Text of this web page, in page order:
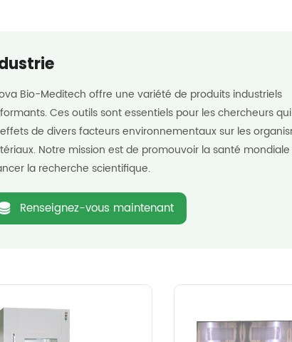
Bio-Meditech offre une variété de produits industriels
Ces outils sont essentiels pour les chercheurs
de divers facteurs environnementaux sur les
Notre mission est de promouvoir la santé
la recherche scientifique.
Renseignez-vous maintenant